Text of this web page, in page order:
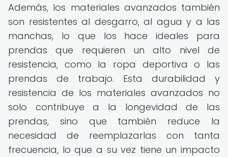
Además, los materiales avanzados también
son resistentes al desgarro, al agua y a las
manchas, lo que los hace ideales para
prendas que requieren un alto nivel de
resistencia, como la ropa deportiva o las
prendas de trabajo. Esta durabilidad y
resistencia de los materiales avanzados no
solo contribuye a la longevidad de las
prendas, sino que también reduce la
necesidad de reemplazarlas con tanta
frecuencia, lo que a su vez tiene un impacto